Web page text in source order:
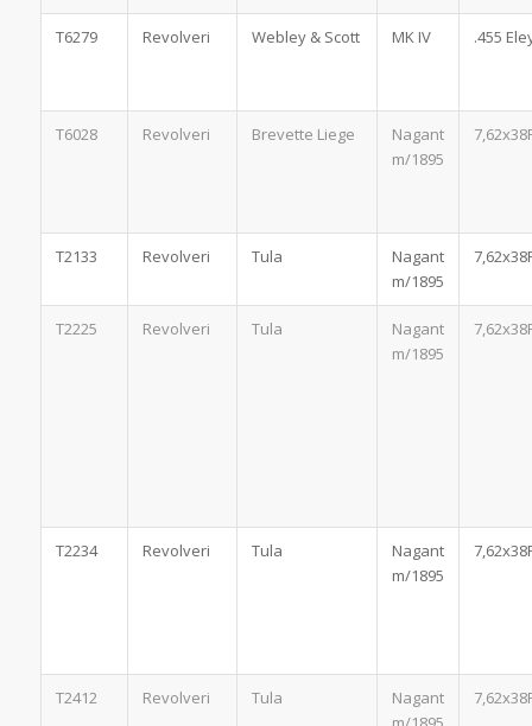
T6279 Revolveri Webley & Scott MK IV .455
T6028 Revolveri Brevette Liege
Nagant
m/1895
T2133 Revolveri Tula
Nagant
m/1895
T2225 Revolveri Tula
Nagant
m/1895
T2234 Revolveri Tula
Nagant
m/1895
T2412 Revolveri Tula
Nagant